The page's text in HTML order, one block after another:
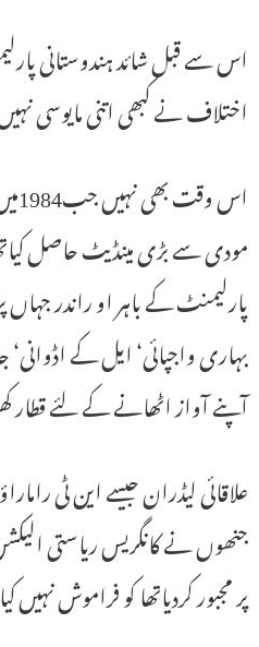
اس سے قبل شائد ہندوستانی
اختلاف نے کبھی اتنی مایوسی
اس
مودی سے بڑی مینڈیٹ حاصل
پارلیمنٹ کے باہر او راندر
بہاری واجپائی‘ ایل کے اڈوانی‘
آپنے آواز اٹھانے کے لئے قطار
علاقائی لیڈران جیسے این ٹی
جنھوں نے کانگریس ریاستی
پر مجبور کردیاتھا کو فراموش نہیں